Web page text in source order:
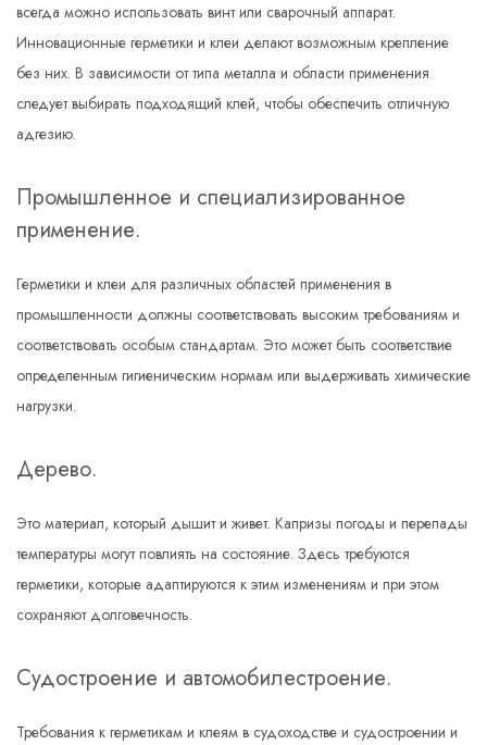
всегда можно использовать винт или сварочный аппарат.
Инновационные герметики и клеи делают возможным крепление
без них. В зависимости от типа металла и области применения
следует выбирать подходящий клей, чтобы обеспечить отличную
адгезию.
Промышленное и специализированное
применение.
Герметики и клеи для различных областей применения в
промышленности должны соответствовать высоким требованиям и
соответствовать особым стандартам. Это может быть соответствие
определенным гигиеническим нормам или выдерживать химические
нагрузки.
Дерево.
Это материал, который дышит и живет. Капризы погоды и перепады
температуры могут повлиять на состояние. Здесь требуются
герметики, которые адаптируются к этим изменениям и при этом
сохраняют долговечность.
Судостроение и автомобилестроение.
Требования к герметикам и клеям в судоходстве и судостроении и